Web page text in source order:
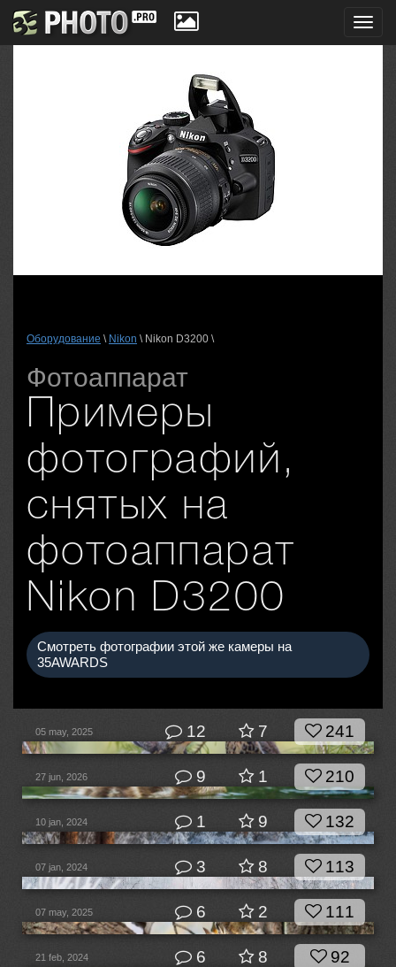
Оборудование \ Nikon \ Nikon D3200 \
Фотоаппарат
Примеры
фотографий,
снятых на
фотоаппарат
Nikon D3200
Смотреть фотографии этой же камеры на
35AWARDS
05 may, 2025 12 7 241
27 jun, 2026 9 1 210
10 jan, 2024 1 9 132
07 jan, 2024 3 8 113
07 may, 2025 6 2 111
21 feb, 2024 6 8 92